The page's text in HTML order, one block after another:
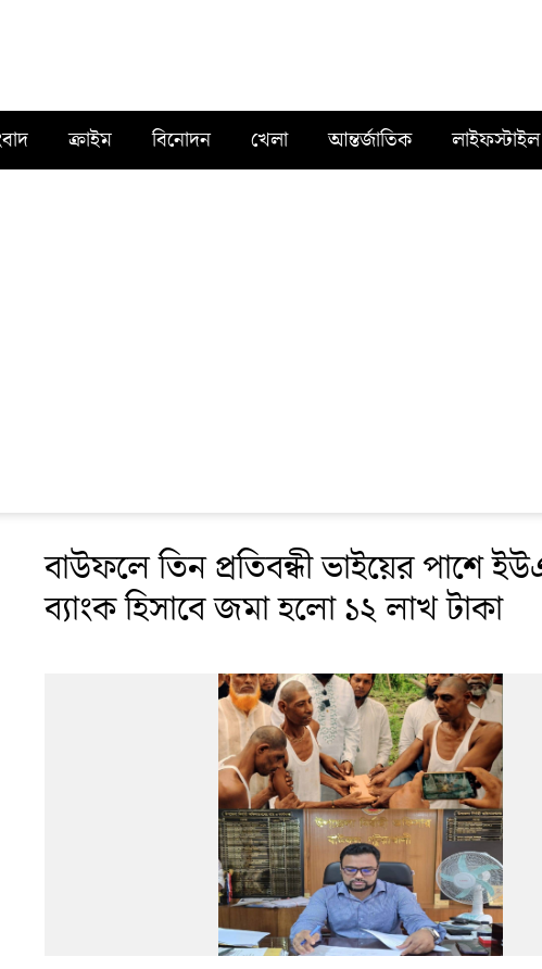
ক্রাইম বিনোদন খেলা আন্তর্জাতিক লাইফস্টাইল
বাউফলে তিন প্রতিবন্ধী ভাইয়ের পাশে
ব্যাংক হিসাবে জমা হলো ১২ লাখ টাকা